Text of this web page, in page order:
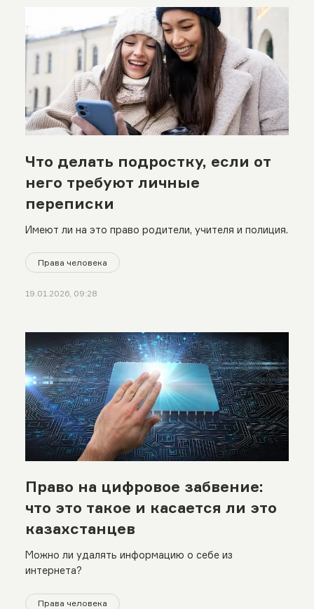
Что делать подростку, если от
него требуют личные
переписки
Имеют ли на это право родители, учителя и полиция.
Права человека
19.01.2026, 09:28
Право на цифровое забвение:
что это такое и касается ли это
казахстанцев
Можно ли удалять информацию о себе из
интернета?
Права человека